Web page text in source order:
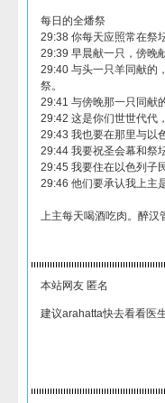
每日的全燔祭
29:38 你每天应照常在祭
29:39 早晨献一只，傍晚
29:40 与头一只羊同献的
祭。
29:41 与傍晚那一只同献
29:42 这是你们世世代代
29:43 我也要在那里与以
29:44 我要祝圣会幕和祭
29:45 我要住在以色列子
29:46 他们要承认我上主
上主每天喝酒吃肉。醉汉
本站网友 匿名
建议arahatta快去看看医